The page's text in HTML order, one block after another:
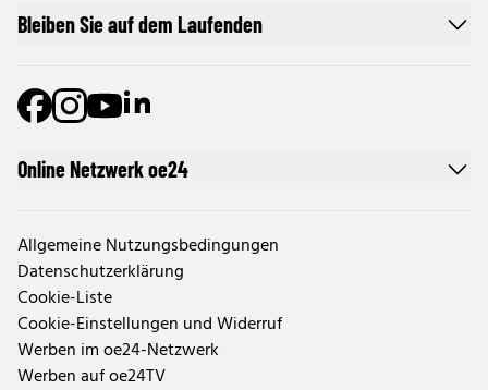
Online Netzwerk oe24
Allgemeine Nutzungsbedingungen
Datenschutzerklärung
Cookie-Liste
Cookie-Einstellungen und Widerruf
Werben im oe24-Netzwerk
Werben auf oe24TV
Bleiben Sie auf dem Laufenden